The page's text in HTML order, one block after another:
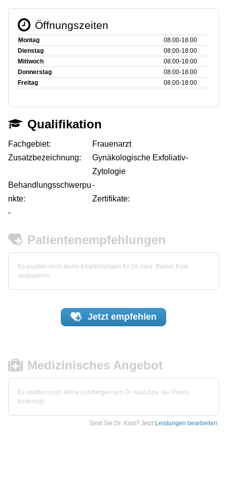
Öffnungszeiten
Montag
08:00‑18:00
Dienstag
08:00‑18:00
Mittwoch
08:00‑18:00
Donnerstag
08:00‑18:00
Freitag
08:00‑18:00
Qualifikation
Fachgebiet:
Frauenarzt
Zusatzbezeichnung:
Gynäkologische Exfoliativ-
Zytologie
Behandlungsschwerpu
nkte:
-
Zertifikate:
-
Patientenempfehlungen
Es wurden noch keine Empfehlungen für Dr. med. Rainer Kast
abgegeben.
Jetzt empfehlen
Medizinisches Angebot
Es wurden noch keine Leistungen von Dr. Kast bzw. der Praxis
hinterlegt.
Sind Sie Dr. Kast? Jetzt Leistungen bearbeiten.